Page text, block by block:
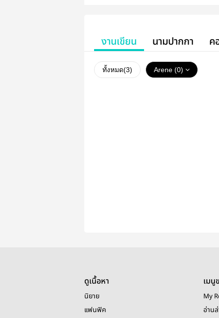
งานเขียน นามปากกา ค
ทั้งหมด(3) Arene (0)
ดูเนื้อหา
นิยาย
แฟนฟิค
เมนู
My
อ่าน